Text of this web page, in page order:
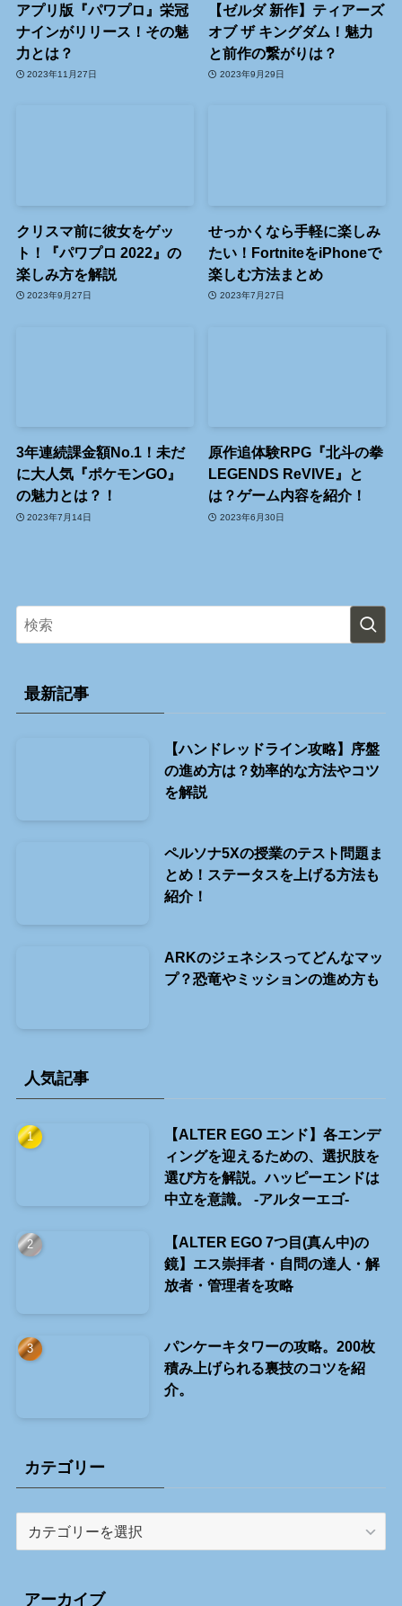
アプリ版『パワプロ』栄冠
ナインがリリース！その魅
力とは？
2023年11月27日
【ゼルダ 新作】ティアーズ
オブ ザ キングダム！魅力
と前作の繋がりは？
2023年9月29日
クリスマ前に彼女をゲッ
ト！『パワプロ 2022』の
楽しみ方を解説
2023年9月27日
せっかくなら手軽に楽しみ
たい！FortniteをiPhoneで
楽しむ方法まとめ
2023年7月27日
3年連続課金額No.1！未だ
に大人気『ポケモンGO』
の魅力とは？！
2023年7月14日
原作追体験RPG『北斗の拳
LEGENDS ReVIVE』と
は？ゲーム内容を紹介！
2023年6月30日
最新記事
【ハンドレッドライン攻略】序盤
の進め方は？効率的な方法やコツ
を解説
ペルソナ5Xの授業のテスト問題ま
とめ！ステータスを上げる方法も
紹介！
ARKのジェネシスってどんなマッ
プ？恐竜やミッションの進め方も
人気記事
【ALTER EGO エンド】各エンデ
ィングを迎えるための、選択肢を
選び方を解説。ハッピーエンドは
中立を意識。 -アルターエゴ-
【ALTER EGO 7つ目(真ん中)の
鏡】エス崇拝者・自問の達人・解
放者・管理者を攻略
パンケーキタワーの攻略。200枚
積み上げられる裏技のコツを紹
介。
カテゴリー
リ
アーカイブ